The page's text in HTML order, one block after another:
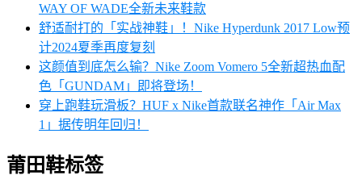
WAY OF WADE全新未来鞋款
舒适耐打的「实战神鞋」！Nike Hyperdunk 2017 Low预
计2024夏季再度复刻
这颜值到底怎么输？Nike Zoom Vomero 5全新超热血配
色「GUNDAM」即将登场！
穿上跑鞋玩滑板？HUF x Nike首款联名神作「Air Max
1」据传明年回归！
莆田鞋标签